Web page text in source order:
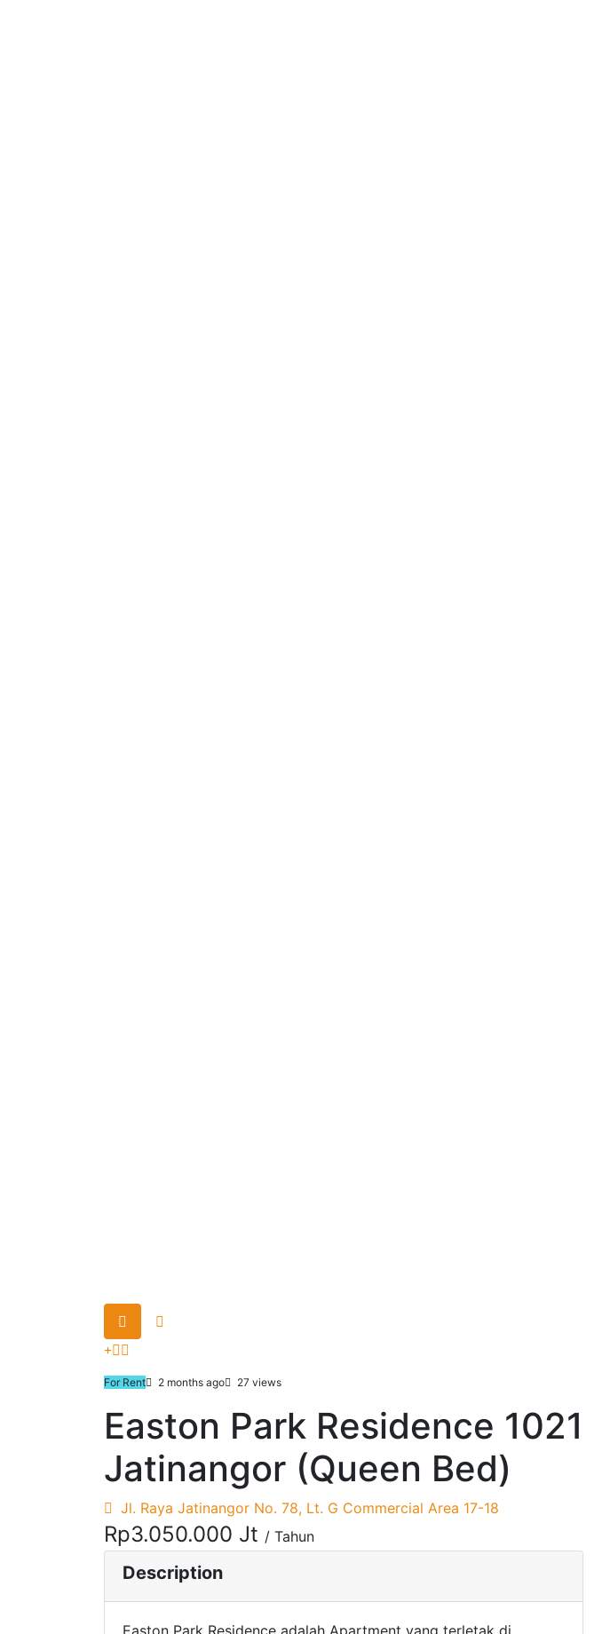
For Rent 2 months ago 27 views
Easton Park Residence 1021
Jatinangor (Queen Bed)
Jl. Raya Jatinangor No. 78, Lt. G Commercial Area 17-18
Rp3.050.000 Jt / Tahun
Description
Easton Park Residence adalah Apartment yang terletak di